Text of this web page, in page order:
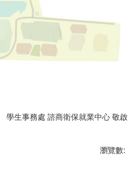
學生事務處 諮商衛保就業中心 敬啟
瀏覽數: